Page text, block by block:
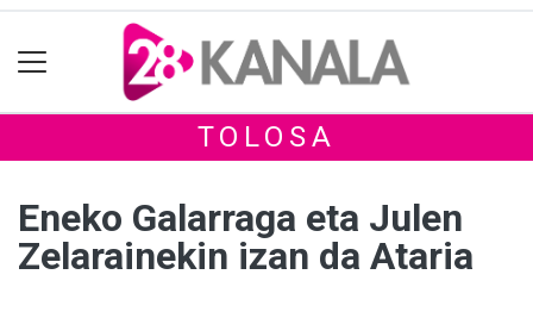
TOLOSA
Eneko Galarraga eta Julen
Zelarainekin izan da Ataria